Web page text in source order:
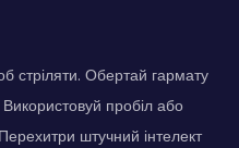
стріляти. Обертай гармату
пробіл або
штучний інтелект